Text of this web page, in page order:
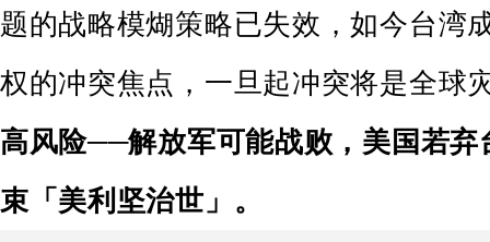
题的战略模煳策略已失效，如今台湾
权的冲突焦点，一旦起冲突将是全球
高风险──解放军可能战败，美国若
束「美利坚治世」。